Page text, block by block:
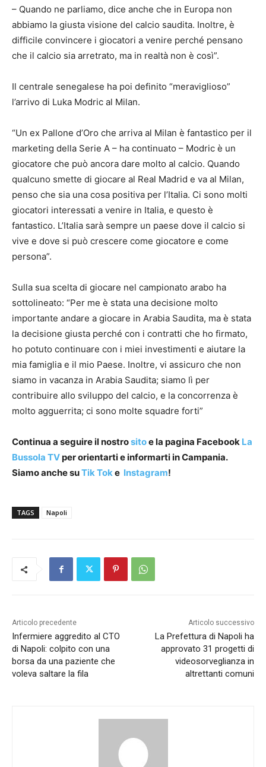
– Quando ne parliamo, dice anche che in Europa non
abbiamo la giusta visione del calcio saudita. Inoltre, è
difficile convincere i giocatori a venire perché pensano
che il calcio sia arretrato, ma in realtà non è così”.
Il centrale senegalese ha poi definito “meraviglioso”
l’arrivo di Luka Modric al Milan.
“Un ex Pallone d’Oro che arriva al Milan è fantastico per il
marketing della Serie A – ha continuato – Modric è un
giocatore che può ancora dare molto al calcio. Quando
qualcuno smette di giocare al Real Madrid e va al Milan,
penso che sia una cosa positiva per l’Italia. Ci sono molti
giocatori interessati a venire in Italia, e questo è
fantastico. L’Italia sarà sempre un paese dove il calcio si
vive e dove si può crescere come giocatore e come
persona”.
Sulla sua scelta di giocare nel campionato arabo ha
sottolineato: “Per me è stata una decisione molto
importante andare a giocare in Arabia Saudita, ma è stata
la decisione giusta perché con i contratti che ho firmato,
ho potuto continuare con i miei investimenti e aiutare la
mia famiglia e il mio Paese. Inoltre, vi assicuro che non
siamo in vacanza in Arabia Saudita; siamo lì per
contribuire allo sviluppo del calcio, e la concorrenza è
molto agguerrita; ci sono molte squadre forti”
Continua a seguire il nostrositoe la pagina Facebook La
Bussola TVper orientarti e informarti in Campania.
Siamo anche suTik Toke Instagram!
TAGS Napoli
Articolo precedente
Infermiere aggredito al CTO
di Napoli: colpito con una
borsa da una paziente che
voleva saltare la fila
Articolo successivo
La Prefettura di Napoli ha
approvato 31 progetti di
videosorveglianza in
altrettanti comuni